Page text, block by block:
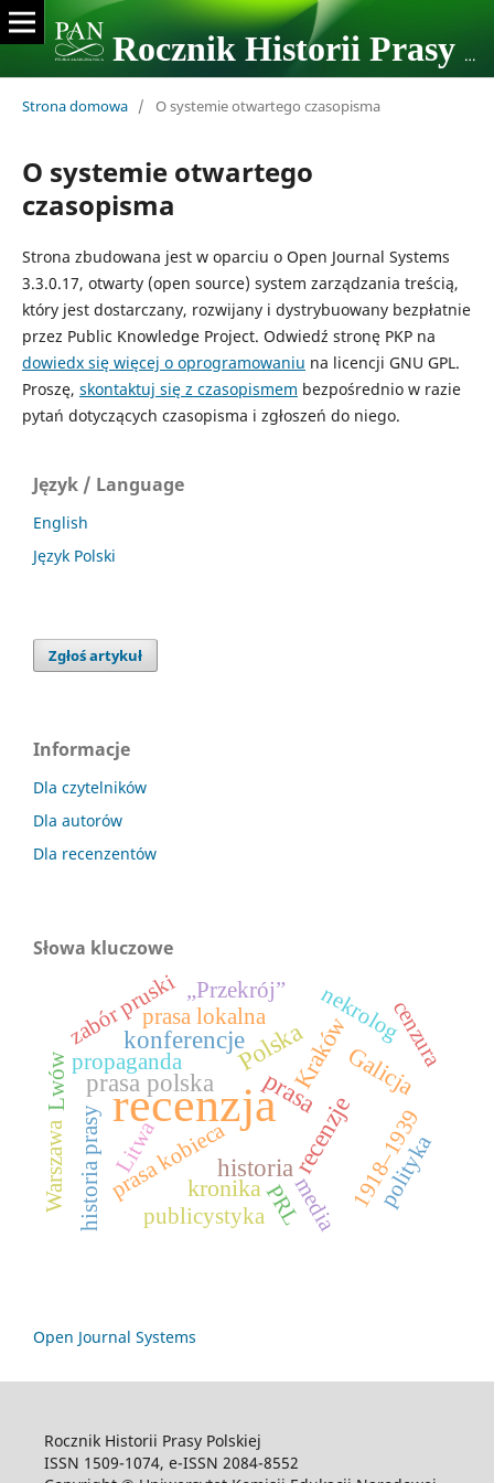
Rocznik Historii Prasy Polskiej
Strona domowa / O systemie otwartego czasopisma
O systemie otwartego
czasopisma
Strona zbudowana jest w oparciu o Open Journal Systems
3.3.0.17, otwarty (open source) system zarządzania treścią,
który jest dostarczany, rozwijany i dystrybuowany bezpłatnie
przez Public Knowledge Project. Odwiedź stronę PKP na
dowiedx się więcej o oprogramowaniu na licencji GNU GPL.
Proszę, skontaktuj się z czasopismem bezpośrednio w razie
pytań dotyczących czasopisma i zgłoszeń do niego.
Język / Language
English
Język Polski
Zgłoś artykuł
Informacje
Dla czytelników
Dla autorów
Dla recenzentów
Słowa kluczowe
recenzja
prasa polska
konferencje
historiarecenzje
prasa
Polska
kronika
KrakówGalicja
historia prasy
propaganda
prasa kobieca
zabór pruski
Lwów
prasa lokalna
1918–1939
media polityka
nekrolog
Warszawa PRL
publicystyka
cenzura
Litwa
„Przekrój”
Open Journal Systems
Rocznik Historii Prasy Polskiej
ISSN 1509-1074, e-ISSN 2084-8552